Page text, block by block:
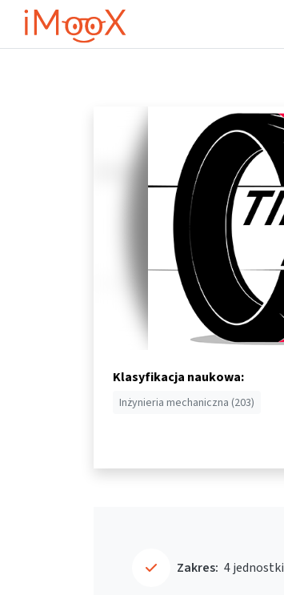
Przejdź do głównej zawartości
Klasyfikacja naukowa:
Inżynieria mechaniczna (203)
Zakres: 4 jednostki